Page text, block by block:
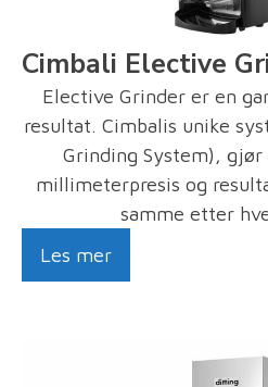
Cimbali Elective
Elective Grinder er en
resultat. Cimbalis unike
Grinding System),
millimeterpresis og
samme etter
Les mer